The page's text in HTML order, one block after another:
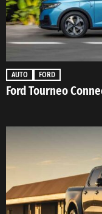
AUTO FORD
Ford Tourneo